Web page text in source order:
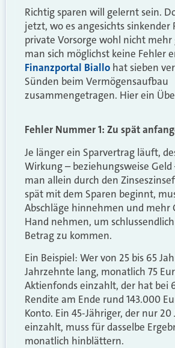
Richtig sparen will gelernt sein.
jetzt, wo es angesichts sinkender
private Vorsorge wohl nicht mehr
man sich möglichst keine Fehler
Finanzportal Biallo hat sieben
Sünden beim Vermögensaufbau
zusammengetragen. Hier ein
Fehler Nummer 1: Zu spät
Je länger ein Sparvertrag läuft,
Wirkung – beziehungsweise
man allein durch den
spät mit dem Sparen beginnt,
Abschläge hinnehmen und mehr
Hand nehmen, um
Betrag zu kommen.
Ein Beispiel: Wer von 25 bis 65
Jahrzehnte lang, monatlich 75
Aktienfonds einzahlt, der hat bei
Rendite am Ende rund 143.000
Konto. Ein 45-Jähriger, der nur 20
einzahlt, muss für dasselbe
monatlich hinblättern.